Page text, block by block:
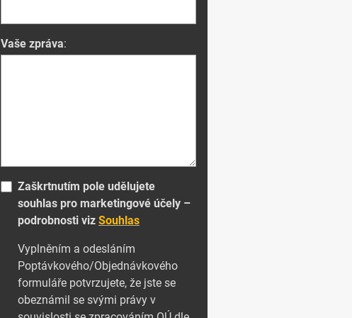
Vaše zpráva:
Zaškrtnutím pole udělujete
souhlas pro marketingové účely –
podrobnosti viz Souhlas
Vyplněním a odesláním
Poptávkového/Objednávkového
formuláře potvrzujete, že jste se
obeznámil se svými právy v